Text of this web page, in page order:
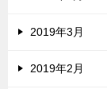
2019年3月
2019年2月